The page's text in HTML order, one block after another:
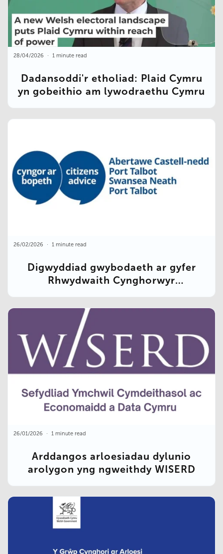
Dadansoddi'r etholiad: Plaid Cymru
yn gobeithio am lywodraethu Cymru
28/04/2026 1 minute read
Digwyddiad gwybodaeth ar gyfer
Rhwydwaith Cynghorwyr
SNPT
26/02/2026 1 minute read
Arddangos arloesiadau dylunio
arolygon yng ngweithdy WISERD
26/01/2026 1 minute read